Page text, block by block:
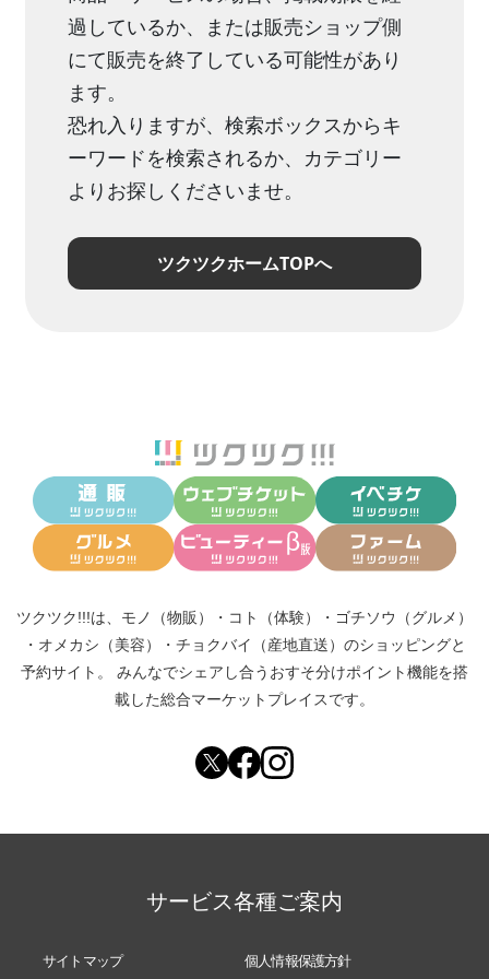
過しているか、または販売ショップ側
にて販売を終了している可能性があり
ます。
恐れ入りますが、検索ボックスからキ
ーワードを検索されるか、カテゴリー
よりお探しくださいませ。
ツクツクホームTOPへ
ツクツク!!!は、 モノ（物販） ・ コト（体験） ・ ゴチソウ（グルメ）
・ オメカシ（美容） ・ チョクバイ（産地直送） のショッピングと
予約サイト。
みんなでシェアし合う おすそ分けポイント機能を搭
載した総合マーケットプレイスです。
サービス各種ご案内
サイトマップ 個人情報保護方針